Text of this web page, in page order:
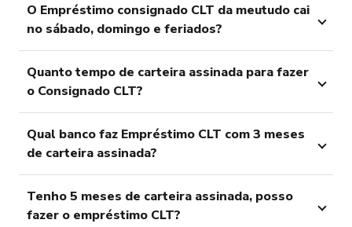
O Empréstimo consignado CLT da meutudo cai
no sábado, domingo e feriados?
Quanto tempo de carteira assinada para fazer
o Consignado CLT?
Qual banco faz Empréstimo CLT com 3 meses
de carteira assinada?
Tenho 5 meses de carteira assinada, posso
fazer o empréstimo CLT?